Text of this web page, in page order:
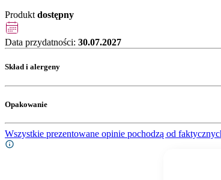
Produkt dostępny
Data przydatności: 30.07.2027
Skład i alergeny
Opakowanie
Wszystkie prezentowane opinie pochodzą od